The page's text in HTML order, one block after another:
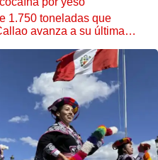
1.750 toneladas que
avanza a su última